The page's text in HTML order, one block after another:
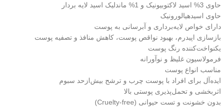
حاوی 3% اسید لاکتوبیونیک و 1% ماندلیک اسید لایه بردار
حاوی اسیدهیالورونیک
دارای خواص لایه‌برداری و آبرسانی به پوست
بازسازی اپیدرم، بهبود نواقص پوست، کاهش منافذ و تصفیه پوست
یکنواخت‌کننده رنگ پوست
فرمولاسیون غلیظ و نوآورانه
مناسب انواع پوست
ایده‌آل برای افراد با پوست چرب و ترشح بیش‌ازحد سبوم
اثربخشی و تحمل‌پذیری پوستی بالا
بدون خشونت و تست حیوانی (Cruelty-free)